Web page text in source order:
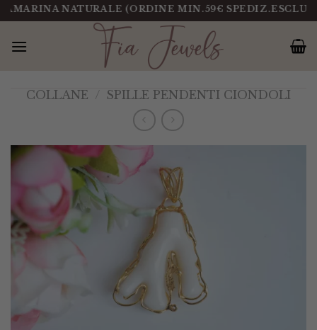
Salta
al
contenuto
NATURALE (ORDINE MIN.59€ SPEDIZ.ESCLUSA)
COLLANE / SPILLE PENDENTI CIONDOLI